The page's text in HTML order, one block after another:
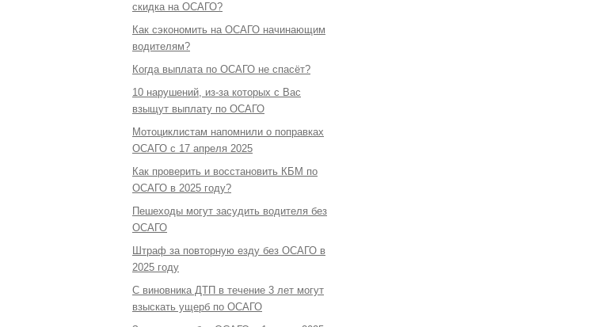
скидка на ОСАГО?
Как сэкономить на ОСАГО начинающим
водителям?
Когда выплата по ОСАГО не спасёт?
10 нарушений, из-за которых с Вас
взыщут выплату по ОСАГО
Мотоциклистам напомнили о поправках
ОСАГО с 17 апреля 2025
Как проверить и восстановить КБМ по
ОСАГО в 2025 году?
Пешеходы могут засудить водителя без
ОСАГО
Штраф за повторную езду без ОСАГО в
2025 году
С виновника ДТП в течение 3 лет могут
взыскать ущерб по ОСАГО